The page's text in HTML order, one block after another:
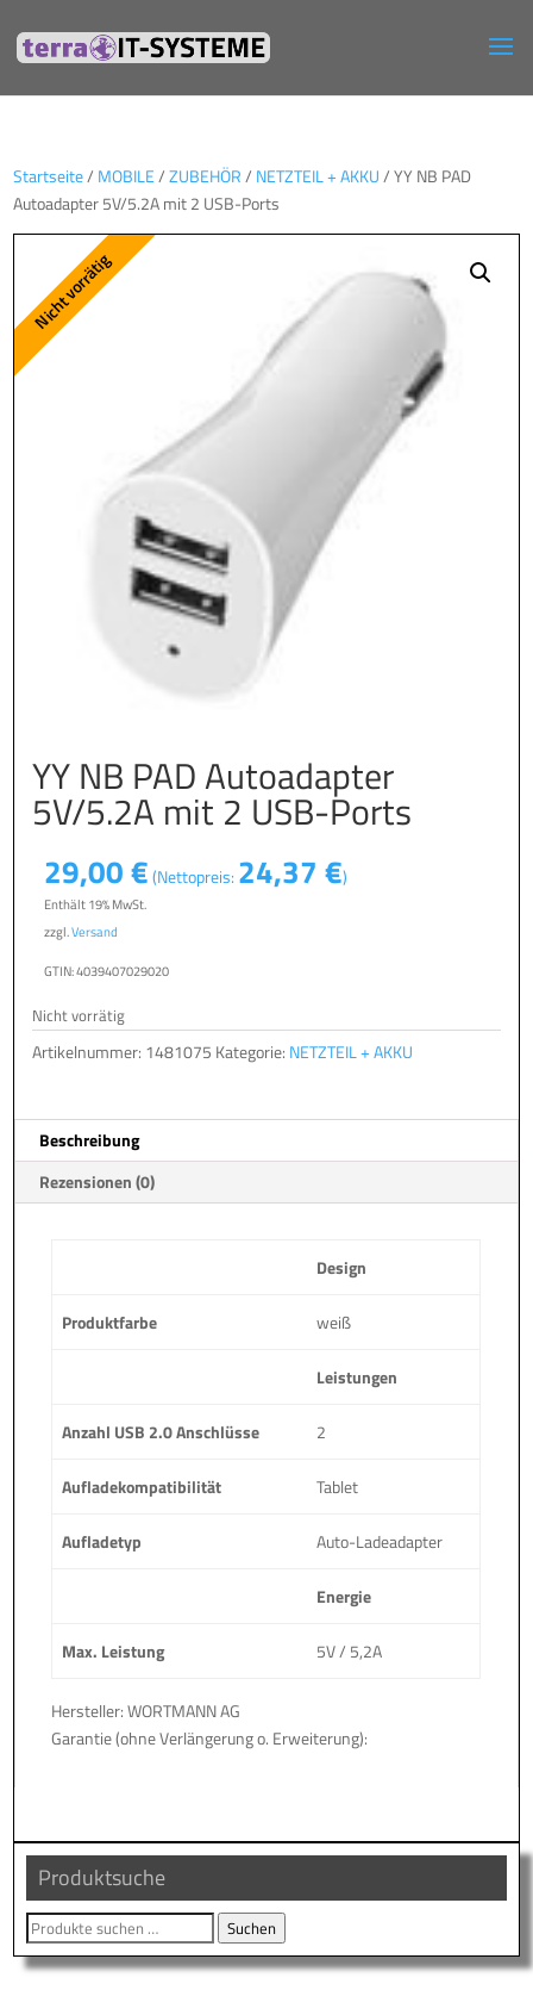
Startseite/ MOBILE/ZUBEHÖR/ NETZTEIL + AKKU/ YY NB PAD
Autoadapter 5V/5.2A mit 2 USB-Ports
YY NB PAD Autoadapter
5V/5.2A mit 2 USB-Ports
29,00€ (Nettopreis: 24,37€)
Enthält 19% MwSt.
zzgl.Versand
GTIN: 4039407029020
Nicht vorrätig
Artikelnummer: 1481075 Kategorie: NETZTEIL + AKKU
Beschreibung
Rezensionen (0)
Design
Produktfarbe weiß
Leistungen
Anzahl USB 2.0 Anschlüsse 2
Aufladekompatibilität Tablet
Aufladetyp Auto-Ladeadapter
Energie
Max. Leistung 5V / 5,2A
Hersteller: WORTMANN AG
Garantie (ohne Verlängerung o. Erweiterung):
Produktsuche
Suche
nach:
Suchen